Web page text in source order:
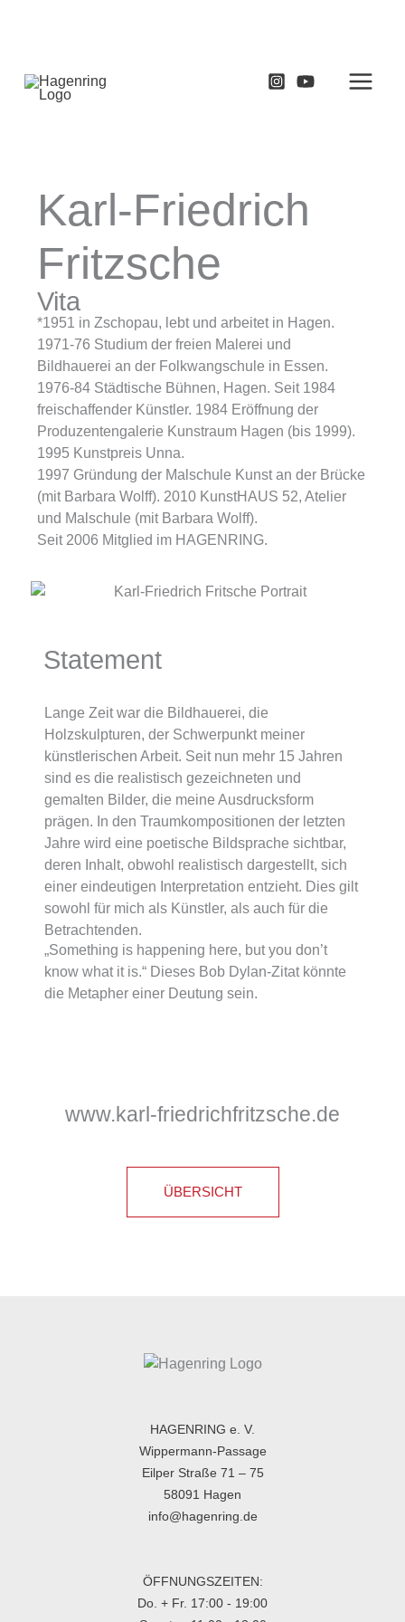
Karl-Friedrich
Fritzsche
Vita
*1951 in Zschopau, lebt und arbeitet in Hagen.
1971-76 Studium der freien Malerei und
Bildhauerei an der Folkwangschule in Essen.
1976-84 Städtische Bühnen, Hagen. Seit 1984
freischaffender Künstler. 1984 Eröffnung der
Produzentengalerie Kunstraum Hagen (bis 1999).
1995 Kunstpreis Unna.
1997 Gründung der Malschule Kunst an der Brücke
(mit Barbara Wolff). 2010 KunstHAUS 52, Atelier
und Malschule (mit Barbara Wolff).
Seit 2006 Mitglied im HAGENRING.
Statement
Lange Zeit war die Bildhauerei, die
Holzskulpturen, der Schwerpunkt meiner
künstlerischen Arbeit. Seit nun mehr 15 Jahren
sind es die realistisch gezeichneten und
gemalten Bilder, die meine Ausdrucksform
prägen. In den Traumkompositionen der letzten
Jahre wird eine poetische Bildsprache sichtbar,
deren Inhalt, obwohl realistisch dargestellt, sich
einer eindeutigen Interpretation entzieht. Dies gilt
sowohl für mich als Künstler, als auch für die
Betrachtenden.
„Something is happening here, but you don’t
know what it is.“ Dieses Bob Dylan-Zitat könnte
die Metapher einer Deutung sein.
www.karl-friedrichfritzsche.de
ÜBERSICHT
HAGENRING e. V.
Wippermann-Passage
Eilper Straße 71 – 75
58091 Hagen
info@hagenring.de
ÖFFNUNGSZEITEN:
Do. + Fr. 17:00 - 19:00